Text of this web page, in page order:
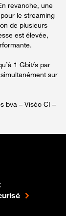
revanche, une
le streaming
de plusieurs
est élevée,
1 Gbit/s par
sur
bva – Viséo CI –